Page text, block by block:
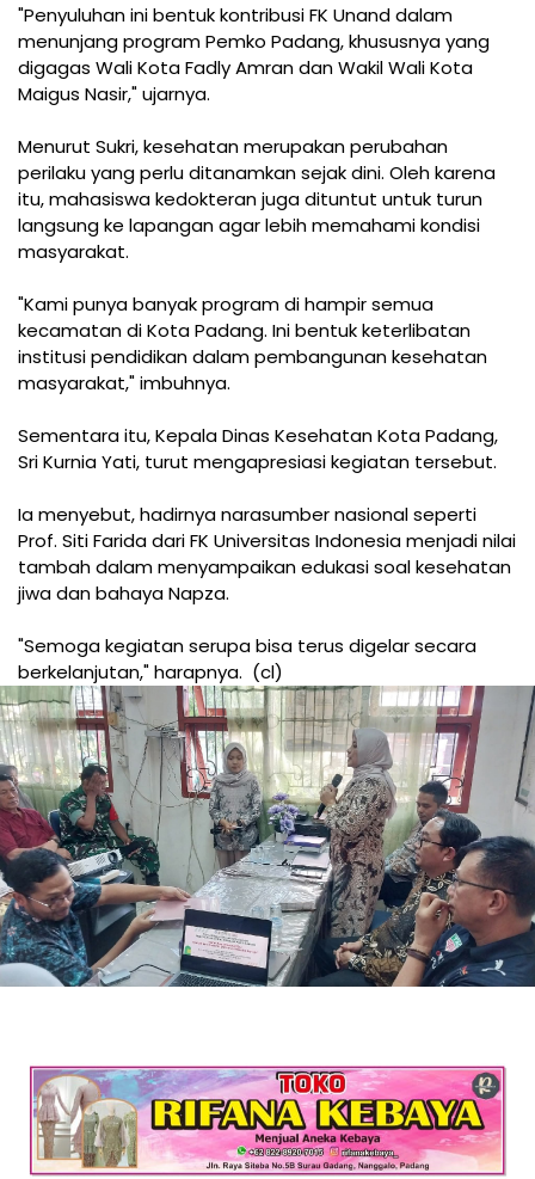
"Penyuluhan ini bentuk kontribusi FK Unand dalam
menunjang program Pemko Padang, khususnya yang
digagas Wali Kota Fadly Amran dan Wakil Wali Kota
Maigus Nasir," ujarnya.
Menurut Sukri, kesehatan merupakan perubahan
perilaku yang perlu ditanamkan sejak dini. Oleh karena
itu, mahasiswa kedokteran juga dituntut untuk turun
langsung ke lapangan agar lebih memahami kondisi
masyarakat.
"Kami punya banyak program di hampir semua
kecamatan di Kota Padang. Ini bentuk keterlibatan
institusi pendidikan dalam pembangunan kesehatan
masyarakat," imbuhnya.
Sementara itu, Kepala Dinas Kesehatan Kota Padang,
Sri Kurnia Yati, turut mengapresiasi kegiatan tersebut.
Ia menyebut, hadirnya narasumber nasional seperti
Prof. Siti Farida dari FK Universitas Indonesia menjadi nilai
tambah dalam menyampaikan edukasi soal kesehatan
jiwa dan bahaya Napza.
"Semoga kegiatan serupa bisa terus digelar secara
berkelanjutan," harapnya. (cl)